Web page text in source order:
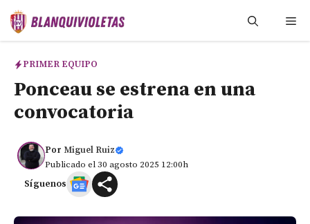
Saltar
PRIMER EQUIPO
Ponceau se estrena en una
convocatoria
Por Miguel Ruiz
Publicado el 30 agosto 2025 12:00h
Síguenos